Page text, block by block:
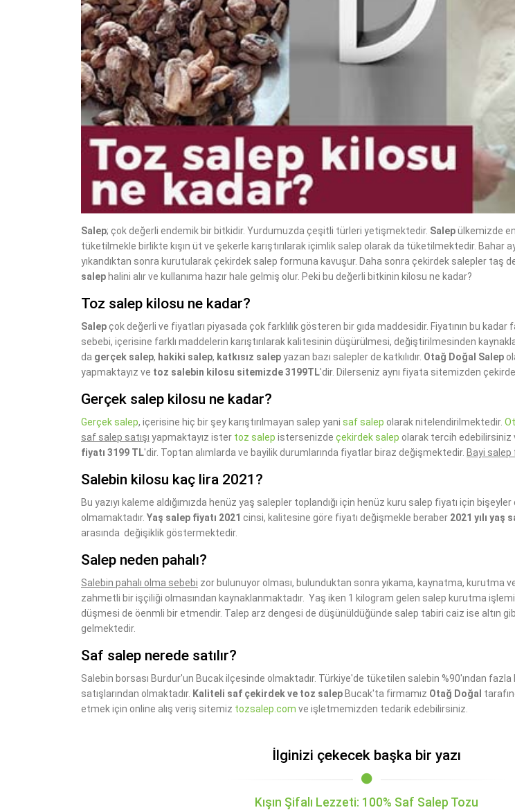
Salep; çok değerli endemik bir bitkidir. Yurdumuzda çeşitli türleri yetişmektedir. Salepülkemizde
tüketilmekle birlikte kışın üt ve şekerle karıştırılarak içimlik salep olarak da tüketilmektedir. Bahar
yıkandıktan sonra kurutularak çekirdek salep formuna kavuşur. Daha sonra çekirdek salepler taş
salep halini alır ve kullanıma hazır hale gelmiş olur. Peki bu değerli bitkinin kilosu ne kadar?
Toz salep kilosu ne kadar?
Salep çok değerli ve fiyatları piyasada çok farklılık gösteren bir gıda maddesidir. Fiyatının bu kadar
sebebi, içerisine farklı maddelerin karıştırılarak kalitesinin düşürülmesi, değiştirilmesinden
da gerçek salep, hakiki salep, katkısız salepyazan bazı salepler de katkılıdır. Otağ Doğal Salep
yapmaktayız ve toz salebin kilosu sitemizde 3199TL'dir. Dilerseniz aynı fiyata sitemizden
Gerçek salep kilosu ne kadar?
Gerçek salep, içerisine hiç bir şey karıştırılmayan salep yani saf salep olarak nitelendirilmektedir.
saf salep satışı yapmaktayız ister toz salep istersenizde çekirdek salep olarak tercih edebilirsiniz
fiyatı 3199 TL'dir. Toptan alımlarda ve bayilik durumlarında fiyatlar biraz değişmektedir. Bayi salep
Salebin kilosu kaç lira 2021?
Bu yazıyı kaleme aldığımızda henüz yaş salepler toplandığı için henüz kuru salep fiyatı için
olmamaktadır. Yaş salep fiyatı 2021 cinsi, kalitesine göre fiyatı değişmekle beraber 2021 yılı yaş
arasında değişiklik göstermektedir.
Salep neden pahalı?
Salebin pahalı olma sebebi zor bulunuyor olması, bulunduktan sonra yıkama, kaynatma, kurutma
zahmetli bir işçiliği olmasından kaynaklanmaktadır. Yaş iken 1 kilogram gelen salep kurutma
düşmesi de öenmli bir etmendir. Talep arz dengesi de düşünüldüğünde salep tabiri caiz ise altın
gelmektedir.
Saf salep nerede satılır?
Salebin borsası Burdur'un Bucak ilçesinde olmaktadır. Türkiye'de tüketilen salebin %90'ından fazla
satışlarından olmaktadır. Kaliteli saf çekirdek ve toz salep Bucak'ta firmamız Otağ Doğal
etmek için online alış veriş sitemiz tozsalep.com ve işletmemizden tedarik edebilirsiniz.
İlginizi çekecek başka bir yazı
Kışın Şifalı Lezzeti: 100% Saf Salep Tozu